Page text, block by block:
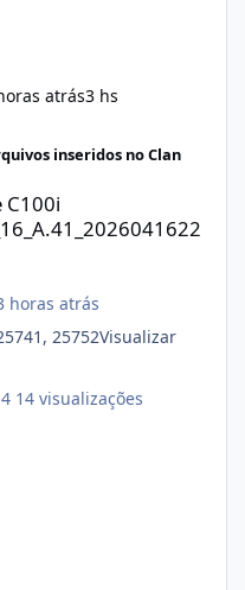
atrás3 hs
inseridos no Clan
C100i
horas atrás
25752Visualizar
14 visualizações